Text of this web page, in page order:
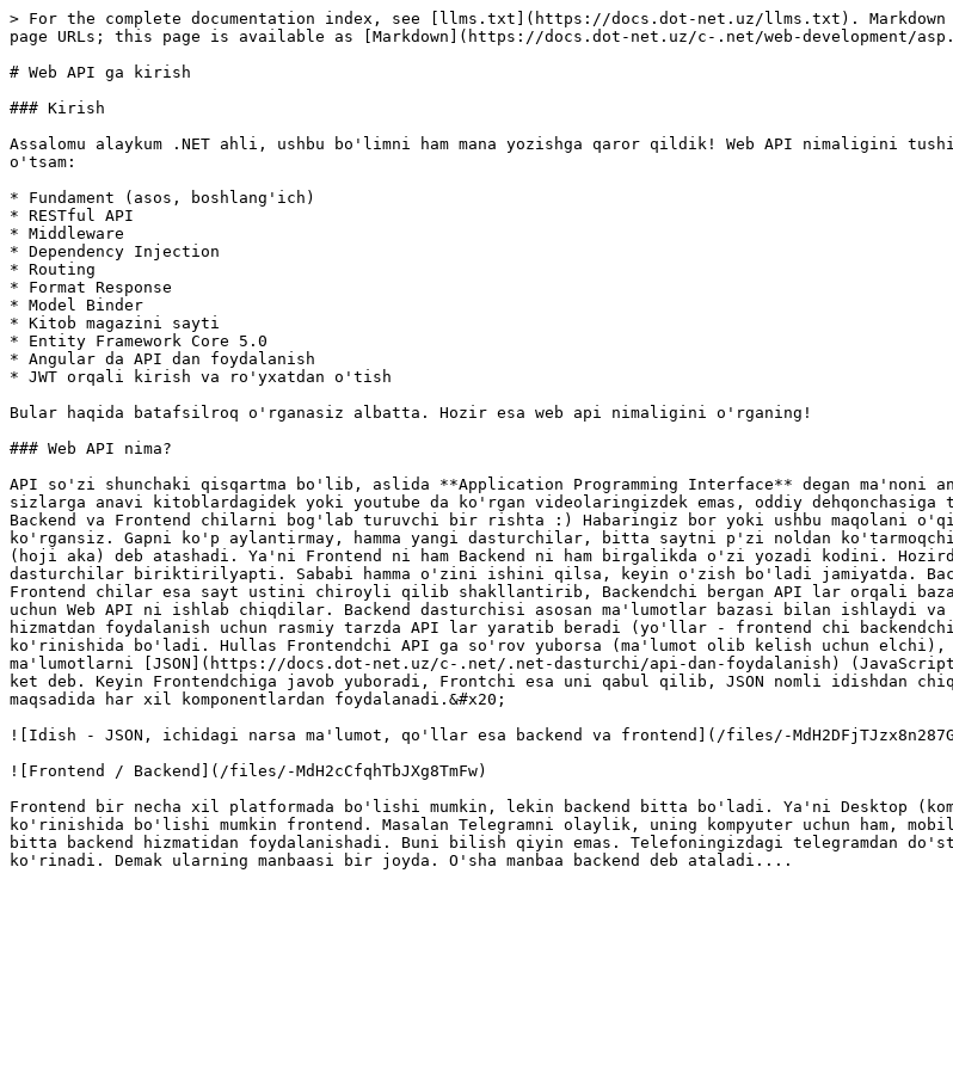
> For the complete documentation index, see [llms.txt](https://docs.dot-net.uz/llms.txt). Markdown
page URLs; this page is available as [Markdown](https://docs.dot-net.uz/c-.net/web-development/
# Web API ga kirish
### Kirish
Assalomu alaykum .NET ahli, ushbu bo'limni ham mana yozishga qaror qildik! Web API nimaligini
o'tsam:
* Fundament (asos, boshlang'ich)
* RESTful API
* Middleware
* Dependency Injection
* Routing
* Format Response
* Model Binder
* Kitob magazini sayti
* Entity Framework Core 5.0
* Angular da API dan foydalanish
* JWT orqali kirish va ro'yxatdan o'tish
Bular haqida batafsilroq o'rganasiz albatta. Hozir esa web api nimaligini o'rganing!
### Web API nima?
API so'zi shunchaki qisqartma bo'lib, aslida **Application Programming Interface** degan ma'noni
sizlarga anavi kitoblardagidek yoki youtube da ko'rgan videolaringizdek emas, oddiy
Backend va Frontend chilarni bog'lab turuvchi bir rishta :) Habaringiz bor yoki ushbu maqolani
ko'rgansiz. Gapni ko'p aylantirmay, hamma yangi dasturchilar, bitta saytni p'zi noldan
(hoji aka) deb atashadi. Ya'ni Frontend ni ham Backend ni ham birgalikda o'zi yozadi kodini.
dasturchilar biriktirilyapti. Sababi hamma o'zini ishini qilsa, keyin o'zish bo'ladi jamiyatda.
Frontend chilar esa sayt ustini chiroyli qilib shakllantirib, Backendchi bergan API lar orqali
uchun Web API ni ishlab chiqdilar. Backend dasturchisi asosan ma'lumotlar bazasi bilan ishlaydi
hizmatdan foydalanish uchun rasmiy tarzda API lar yaratib beradi (yo'llar - frontend chi
ko'rinishida bo'ladi. Hullas Frontendchi API ga so'rov yuborsa (ma'lumot olib kelish uchun
ma'lumotlarni [JSON](https://docs.dot-net.uz/c-.net/.net-dasturchi/api-dan-foydalanish)
ket deb. Keyin Frontendchiga javob yuboradi, Frontchi esa uni qabul qilib, JSON nomli idishdan
maqsadida har xil komponentlardan foydalanadi.&#x20;
![Idish - JSON, ichidagi narsa ma'lumot, qo'llar esa backend va frontend](/files/-
![Frontend / Backend](/files/-MdH2cCfqhTbJXg8TmFw)
Frontend bir necha xil platformada bo'lishi mumkin, lekin backend bitta bo'ladi. Ya'ni Desktop
ko'rinishida bo'lishi mumkin frontend. Masalan Telegramni olaylik, uning kompyuter uchun ham,
bitta backend hizmatidan foydalanishadi. Buni bilish qiyin emas. Telefoningizdagi telegramdan